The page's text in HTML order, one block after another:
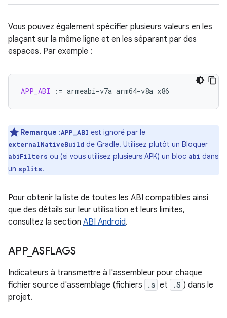
Vous pouvez également spécifier plusieurs valeurs en les
plaçant sur la même ligne et en les séparant par des
espaces. Par exemple :
APP_ABI := armeabi-v7a arm64-v8a
Remarque :APP_ABI est ignoré par le
externalNativeBuild de Gradle. Utilisez plutôt un Bloquer
abiFilters ou (si vous utilisez plusieurs APK) un bloc abi dans
un splits.
Pour obtenir la liste de toutes les ABI compatibles ainsi
que des détails sur leur utilisation et leurs limites,
consultez la section ABI Android.
APP_ ASFLAGS
Indicateurs à transmettre à l'assembleur pour chaque
fichier source d'assemblage (fichiers
.s et .S ) dans le
projet.